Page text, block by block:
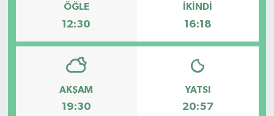
ÖĞLE
12:30
İKINDI
16:18
AKŞAM
19:30
YATSI
20:57